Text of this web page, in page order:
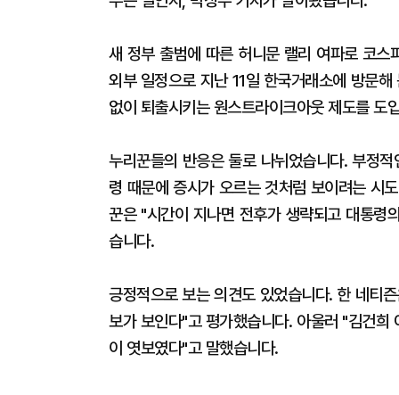
새 정부 출범에 따른 허니문 랠리 여파로 코
외부 일정으로 지난 11일 한국거래소에 방문
없이 퇴출시키는 원스트라이크아웃 제도를 도
누리꾼들의 반응은 둘로 나뉘었습니다. 부정
령 때문에 증시가 오르는 것처럼 보이려는 시
꾼은 "시간이 지나면 전후가 생략되고 대통령
습니다.
긍정적으로 보는 의견도 있었습니다. 한 네티
보가 보인다"고 평가했습니다. 아울러 "김건희
이 엿보였다"고 말했습니다.